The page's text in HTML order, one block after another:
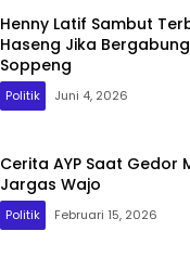
Henny Latif Sambut
Haseng Jika
Soppeng
Politik Juni 4, 2026
Cerita AYP Saat Gedor
Jargas Wajo
Politik Februari 15, 2026